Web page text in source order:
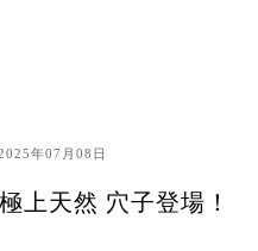
年07月08日
上天然 穴子登場！